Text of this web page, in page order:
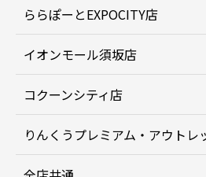
ららぽーとEXPOCITY店
イオンモール須坂店
コクーンシティ店
りんくうプレミアム・アウトレ